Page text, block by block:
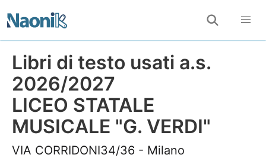
Libri di testo usati a.s.
2026/2027
LICEO STATALE
MUSICALE "G. VERDI"
VIA CORRIDONI34/36 - Milano